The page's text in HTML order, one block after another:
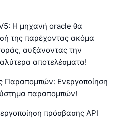
Η μηχανή oracle θα
της παρέχοντας ακόμα
αυξάνοντας την
αποτελέσματα!
Παραπομπών: Ενεργοποίηση
παραπομπών!
πρόσβασης API